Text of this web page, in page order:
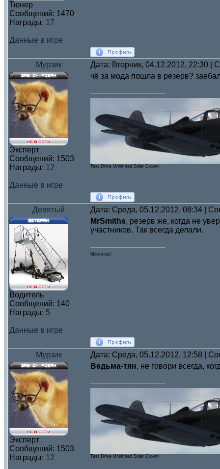
Тюнер
Сообщений: 1470
Награды: 17
Данные в игре
Мурзик Дата: Вторник, 04.12.2012, 22:30 |
Эксперт
Сообщений: 1503
Награды: 12
Данные в игре
чё за мода пошла в резерв?
Test Drive Unlimited Solar Crown
Девятый Дата: Среда, 05.12.2012, 08:34 |
Водитель
Сообщений: 140
Награды: 5
Данные в игре
MrSmiths, резерв же, когда не
участников. Так всегда делали.
Мо-хо-хо!
Мурзик Дата: Среда, 05.12.2012, 12:58 |
Эксперт
Сообщений: 1503
Награды: 12
Ведьма-тян, не говори всегда,
Test Drive Unlimited Solar Crown